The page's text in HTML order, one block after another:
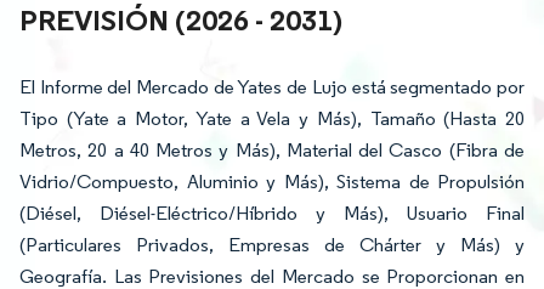
PREVISIÓN (2026 - 2031)
El Informe del Mercado de Yates de Lujo está segmentado por
Tipo (Yate a Motor, Yate a Vela y Más), Tamaño (Hasta 20
Metros, 20 a 40 Metros y Más), Material del Casco (Fibra de
Vidrio/Compuesto, Aluminio y Más), Sistema de Propulsión
(Diésel, Diésel-Eléctrico/Híbrido y Más), Usuario Final
(Particulares Privados, Empresas de Chárter y Más) y
Geografía. Las Previsiones del Mercado se Proporcionan en